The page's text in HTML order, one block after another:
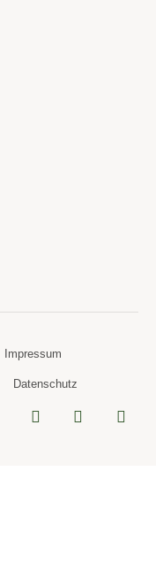
Impressum
Datenschutz